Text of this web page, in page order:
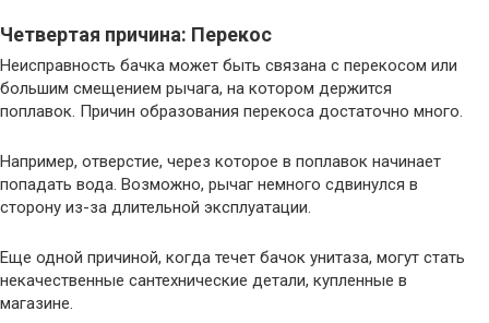
Четвертая причина: Перекос
Неисправность бачка может быть связана с перекосом или
большим смещением рычага, на котором держится
поплавок. Причин образования перекоса достаточно много.
Например, отверстие, через которое в поплавок начинает
попадать вода. Возможно, рычаг немного сдвинулся в
сторону из-за длительной эксплуатации.
Еще одной причиной, когда течет бачок унитаза, могут стать
некачественные сантехнические детали, купленные в
магазине.